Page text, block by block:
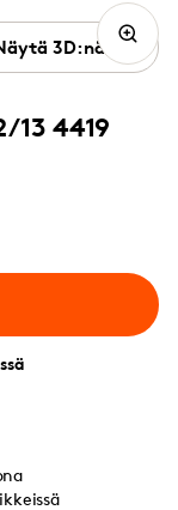
13 4419
3D:nä